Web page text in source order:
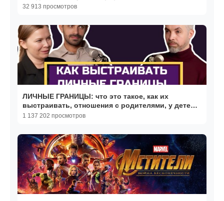
32 913 просмотров
ЛИЧНЫЕ ГРАНИЦЫ: что это такое, как их
выстраивать, отношения с родителями, у детей |
ПОЛНЫЙ РАЗБОР
1 137 202 просмотров